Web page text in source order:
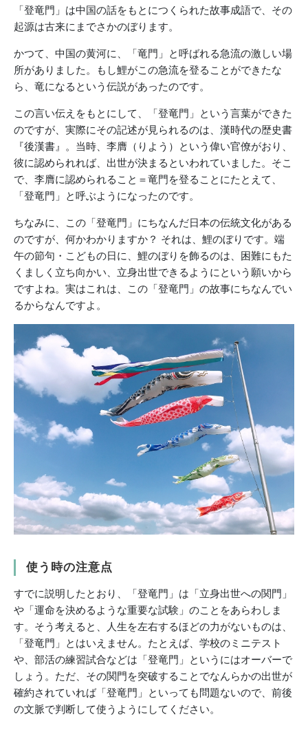
「登竜門」は中国の話をもとにつくられた故事成語で、その
起源は古来にまでさかのぼります。
かつて、中国の黄河に、「竜門」と呼ばれる急流の激しい場
所がありました。もし鯉がこの急流を登ることができたな
ら、竜になるという伝説があったのです。
この言い伝えをもとにして、「登竜門」という言葉ができた
のですが、実際にその記述が見られるのは、漢時代の歴史書
『後漢書』。当時、李膺（りよう）という偉い官僚がおり、
彼に認められれば、出世が決まるといわれていました。そこ
で、李膺に認められること＝竜門を登ることにたとえて、
「登竜門」と呼ぶようになったのです。
ちなみに、この「登竜門」にちなんだ日本の伝統文化がある
のですが、何かわかりますか？ それは、鯉のぼりです。端
午の節句・こどもの日に、鯉のぼりを飾るのは、困難にもた
くましく立ち向かい、立身出世できるようにという願いから
ですよね。実はこれは、この「登竜門」の故事にちなんでい
るからなんですよ。
使う時の注意点
すでに説明したとおり、「登竜門」は「立身出世への関門」
や「運命を決めるような重要な試験」のことをあらわしま
す。そう考えると、人生を左右するほどの力がないものは、
「登竜門」とはいえません。たとえば、学校のミニテスト
や、部活の練習試合などは「登竜門」というにはオーバーで
しょう。ただ、その関門を突破することでなんらかの出世が
確約されていれば「登竜門」といっても問題ないので、前後
の文脈で判断して使うようにしてください。